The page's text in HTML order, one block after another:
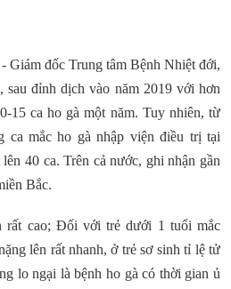
Giám đốc Trung tâm Bệnh Nhiệt đới,
đỉnh dịch vào năm 2019 với hơn
15 ca ho gà một năm. Tuy nhiên, từ
ca mắc ho gà nhập viện điều trị tại
40 ca. Trên cả nước, ghi nhận gần
Bắc.
rất cao; Đối với trẻ dưới 1 tuổi mắc
lên rất nhanh, ở trẻ sơ sinh tỉ lệ tử
lo ngại là bệnh ho gà có thời gian ủ